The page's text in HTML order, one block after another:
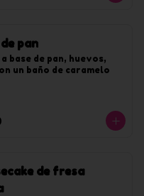
pan
base de pan, huevos,
un baño de caramelo
de fresa